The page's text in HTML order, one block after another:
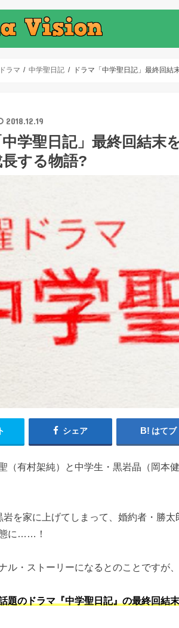
ラマ 中学聖日記 ドラマ「中学聖日記」最終回結
2018.12.19
中学聖日記」最終回結末
する物語?
シェア はてブ
（有村架純）と中学生・黒岩晶（岡本
岩を家に上げてしまって、婚約者・勝
に……！
ル・ストーリーになるとのことですが
題のドラマ『中学聖日記』の最終回結